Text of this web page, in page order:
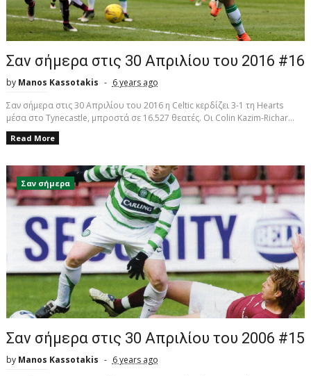
Σαν σήμερα στις 30 Απριλίου του 2016 #16
by Manos Kassotakis
6 years ago
Σαν σήμερα στις 30 Απριλίου του 2016 η Celtic κερδίζει 3-1 τη Hearts
μέσα στο Tynecastle, μπροστά σε 16.527 θεατές. Οι Colin Kazim-Richar...
Read More
Σαν σήμερα
Σαν σήμερα στις 30 Απριλίου του 2006 #15
by Manos Kassotakis
6 years ago